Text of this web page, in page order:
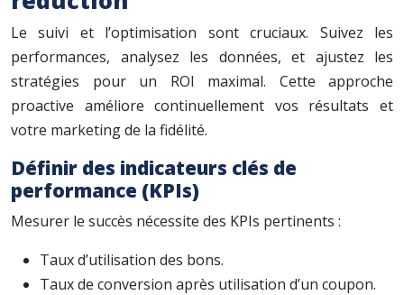
Le suivi et l’optimisation sont cruciaux. Suivez les
performances, analysez les données, et ajustez les
stratégies pour un ROI maximal. Cette approche
proactive améliore continuellement vos résultats et
votre marketing de la fidélité.
Définir des indicateurs clés de
performance (KPIs)
Mesurer le succès nécessite des KPIs pertinents :
Taux d’utilisation des bons.
Taux de conversion après utilisation d’un coupon.